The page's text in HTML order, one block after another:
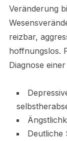
Veränderung
reizbar,
hoffnungslos.
Diagnose
Deutliche